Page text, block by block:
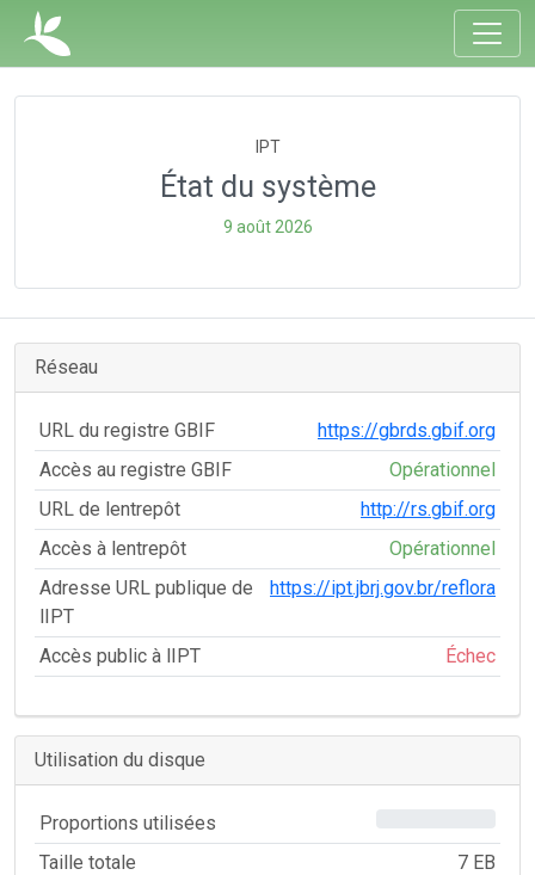
IPT
État du système
9 août 2026
Réseau
URL du registre GBIF
https://gbrds.gbif.org
Accès au registre GBIF
Opérationnel
URL de lentrepôt
http://rs.gbif.org
Accès à lentrepôt
Opérationnel
Adresse URL publique de
lIPT
https://ipt.jbrj.gov.br/reflora
Accès public à lIPT Échec
Utilisation du disque
Proportions utilisées
Taille totale
7 EB